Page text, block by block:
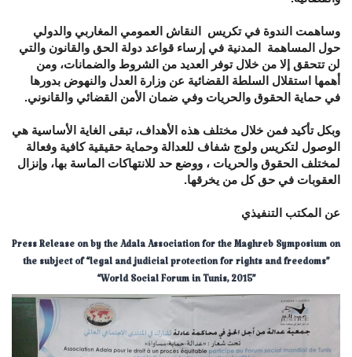
وساهمت الندوة في تكريس النقاش العمومي المغاربي والدولي
حول المساهمة المدنية في إرساء قواعد دولة الحق والقانون والتي
لن تتحقق إلا من خلال توفر العديد من الشروط والضمانات، ومن
أهمها استقلال السلطة القضائية عن وزارة العدل والنهوض بدورها
في حماية الحقوق والحريات وفي ضمان الأمن القضائي والقانوني.
وبكل تأكيد فمن خلال مختلف هذه الأهداف، تبقى الغاية الأساسية هي
الوصول لتكريس ولوج شفاف للعدالة وحماية حقيقية كافية وفعالة
لمختلف الحقوق والحريات ، ووضع حد للانتهاكات الماسة بها، وإنزال
العقوبات في حق كل من يخرقها.
عن المكتب التنفيذي
​Press Release on by the Adala Association for the Maghreb Symposium on
the subject of “legal and judicial protection for rights and freedoms”
“World Social Forum in Tunis, 2015”